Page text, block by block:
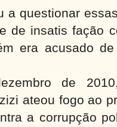
a questionar
de insatis fação
era acusado
de
ateou fogo ao
a corrupção